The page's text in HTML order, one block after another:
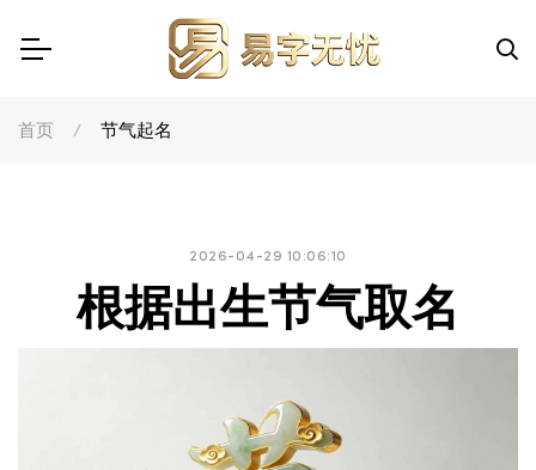
首页 节气起名
2026-04-29 10:06:10
根据出生节气取名